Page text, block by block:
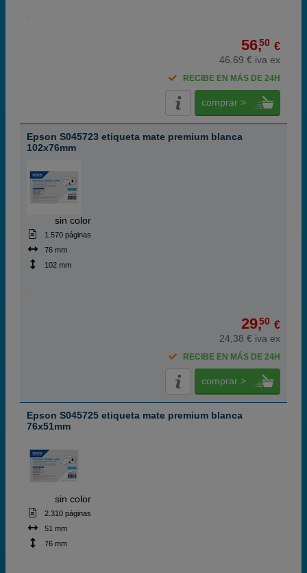
56,50 €
46,69 € iva ex
RECIBE EN MÁS DE 24H
comprar >
Epson S045723 etiqueta mate premium blanca
102x76mm
sin color
1.570 páginas
76 mm
102 mm
29,50 €
24,38 € iva ex
RECIBE EN MÁS DE 24H
comprar >
Epson S045725 etiqueta mate premium blanca
76x51mm
sin color
2.310 páginas
51 mm
76 mm